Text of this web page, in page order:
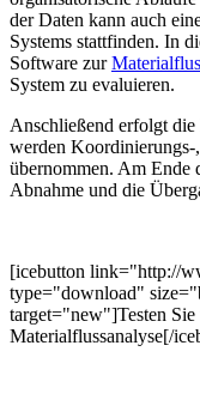
der Daten kann auch
Systems stattfinden. In
Software zur
System zu evaluieren.
Anschließend erfolgt die
werden
übernommen. Am Ende
Abnahme und die
[icebutton link="http://
type="download"
target="new"]Testen
Materialflussanalyse[/